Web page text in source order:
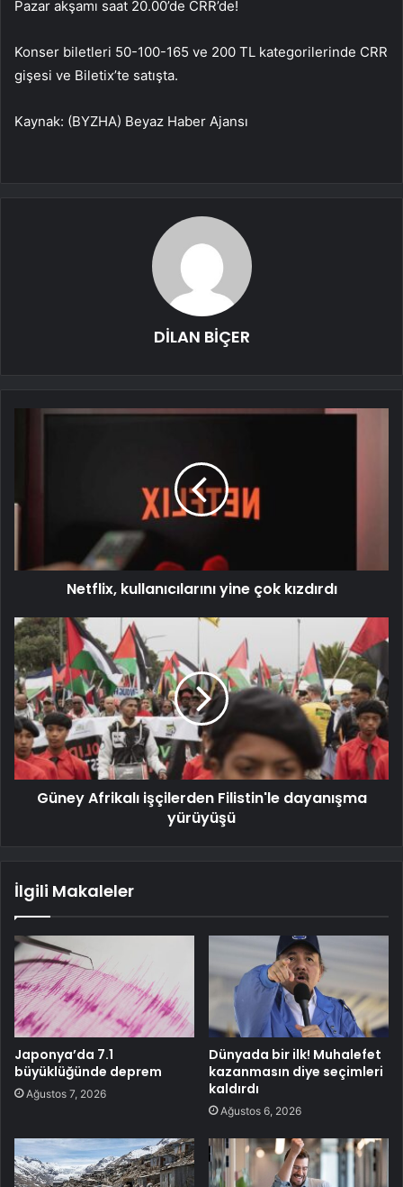
Pazar akşamı saat 20.00’de CRR’de!
Konser biletleri 50-100-165 ve 200 TL kategorilerinde CRR
gişesi ve Biletix’te satışta.
Kaynak: (BYZHA) Beyaz Haber Ajansı
DİLAN BİÇER
Netflix, kullanıcılarını yine çok kızdırdı
Güney Afrikalı işçilerden Filistin'le dayanışma
yürüyüşü
İlgili Makaleler
Japonya’da 7.1
büyüklüğünde deprem
Ağustos 7, 2026
Dünyada bir ilk! Muhalefet
kazanmasın diye seçimleri
kaldırdı
Ağustos 6, 2026